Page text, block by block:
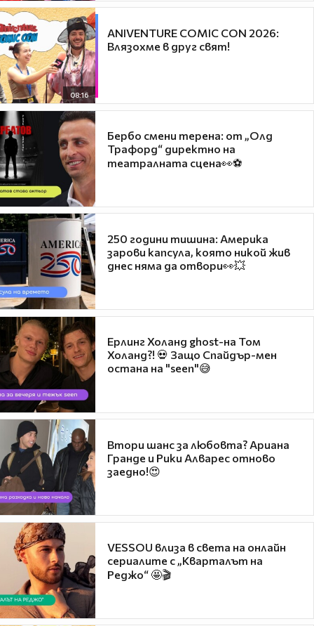
08:16
ANIVENTURE COMIC CON 2026:
Влязохме в друг свят!
Бербо смени терена: от „Олд
Трафорд“ директно на
театралната сцена👀⚽
250 години тишина: Америка
зарови капсула, която никой жив
днес няма да отвори👀💥
Ерлинг Холанд ghost-на Том
Холанд?! 💀 Защо Спайдър-мен
остана на "seen"😅
Втори шанс за любовта? Ариана
Гранде и Рики Алварес отново
заедно!😍
VESSOU влиза в света на онлайн
сериалите с „Кварталът на
Реджо“ 🤩🎬